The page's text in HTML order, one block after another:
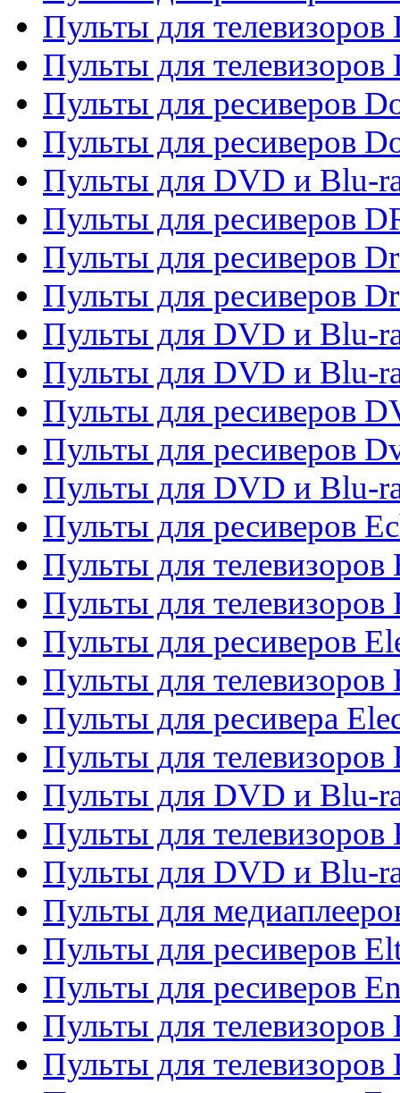
Пульты для телевизоров
Пульты для
Пульты для ресиверов
Пульты для ресиверов
Пульты для DVD и Blu-
Пульты для ресиверов
Пульты для ресиверов
Пульты для ресиверов
Пульты для DVD и Blu-
Пульты для DVD и Blu-
Пульты для ресиверов
Пульты для ресиверов
Пульты для DVD и Blu-
Пульты для ресиверов
Пульты для телевизоров
Пульты для телевизоров
Пульты для ресиверов
Пульты для телевизоров
Пульты для ресивера
Пульты для телевизоров
Пульты для DVD и Blu-
Пульты для телевизоров
Пульты для DVD и Blu-
Пульты для
Пульты для ресиверов
Пульты для ресиверов
Пульты для телевизоров
Пульты для телевизоров